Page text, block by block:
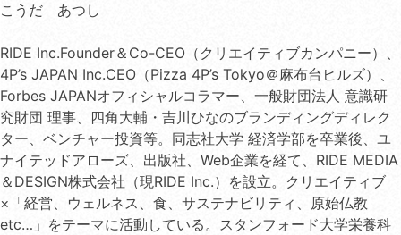
こうだ あつし
RIDE Inc.Founder＆Co-CEO（クリエイティブカンパニー）、
4P’s JAPAN Inc.CEO（Pizza 4P’s Tokyo＠麻布台ヒルズ）、
Forbes JAPANオフィシャルコラマー、一般財団法人 意識研
究財団 理事、四角大輔・吉川ひなのブランディングディレク
ター、ベンチャー投資等。同志社大学 経済学部を卒業後、ユ
ナイテッドアローズ、出版社、Web企業を経て、RIDE MEDIA
＆DESIGN株式会社（現RIDE Inc.）を設立。クリエイティブ
×「経営、ウェルネス、食、サステナビリティ、原始仏教
etc…」をテーマに活動している。スタンフォード大学栄養科